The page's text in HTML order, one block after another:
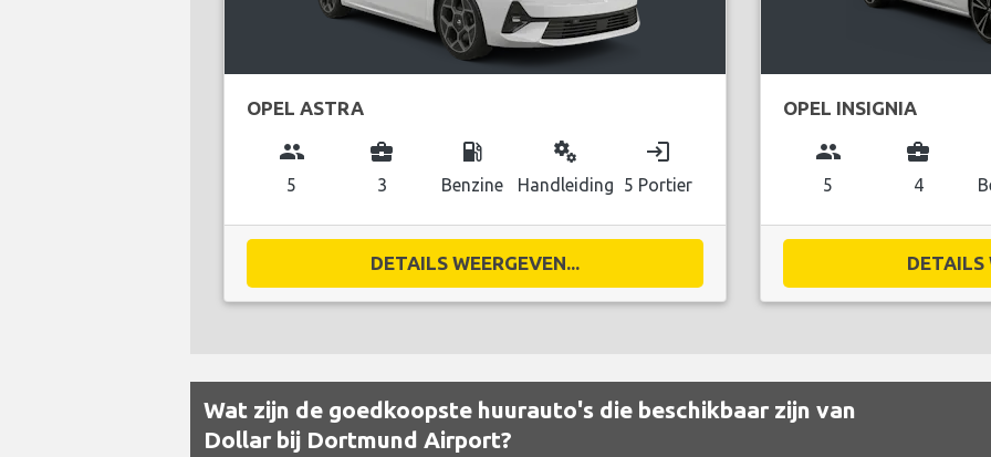
OPEL ASTRA
group
5
business_center
3
local_gas_station
Benzine
miscellaneous_services
Handleiding
login
5 Portier
DETAILS WEERGEVEN...
OPEL INSIGNIA
group
5
business_center
4
DETAILS
Wat zijn de goedkoopste huurauto's die beschikbaar zijn van
Dollar bij Dortmund Airport?